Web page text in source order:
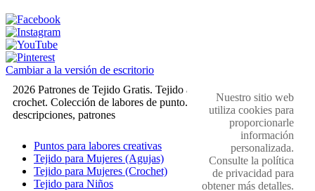
Cambiar a la versión de escritorio
2026 Patrones de Tejido Gratis. Tejido a dos agujas y
crochet. Colección de labores de punto. Muestras,
descripciones, patrones
Puntos para labores creativas
Tejido para Mujeres (Agujas)
Tejido para Mujeres (Crochet)
Tejido para Niños
Nuestro sitio web
utiliza cookies para
proporcionarle
información
personalizada.
Consulte la política
de privacidad para
obtener más detalles.